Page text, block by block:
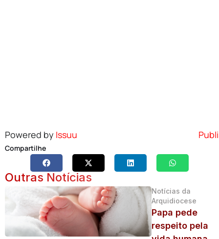
Powered by Issuu
Compartilhe
Outras Notícias
Notícias da
Arquidiocese
Papa pede
respeito pela